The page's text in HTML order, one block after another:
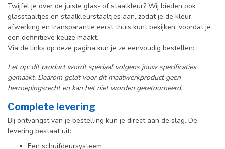
Twijfel je over de juiste glas- of staalkleur? Wij bieden ook
glasstaaltjes en staalkleurstaaltjes aan, zodat je de kleur,
afwerking en transparantie eerst thuis kunt bekijken, voordat je
een definitieve keuze maakt.
Via de links op deze pagina kun je ze eenvoudig bestellen:
Let op: dit product wordt speciaal volgens jouw specificaties
gemaakt. Daarom geldt voor dit maatwerkproduct geen
herroepingsrecht en kan het niet worden geretourneerd.
Complete levering
Bij ontvangst van je bestelling kun je direct aan de slag. De
levering bestaat uit:
Een schuifdeursysteem